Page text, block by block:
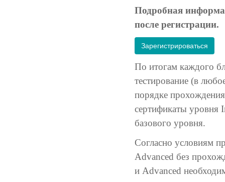
Подробная
после регистрации.
Зарегистрироваться
По итогам каждого
тестирование (в
порядке
сертификаты уровня
базового уровня.
Согласно условиям
Advanced без
и Advanced